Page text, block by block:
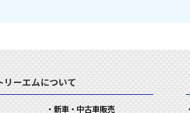
リーエムについて
新車・中古車販売